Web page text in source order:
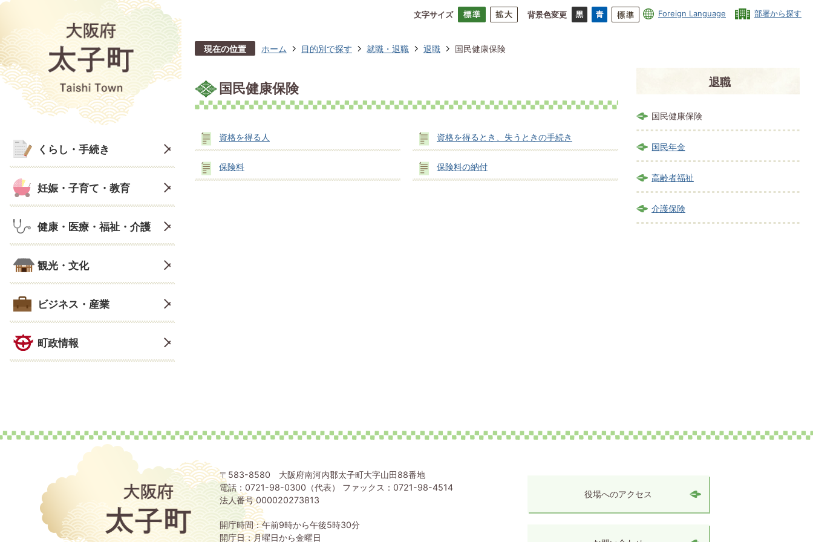
文字サイズ 背景色変更 Foreign Language 部署から探す
くらし・手続き
妊娠・子育て・教育
健康・医療・福祉・介護
観光・文化
ビジネス・産業
町政情報
現在の位置 ホーム 目的別で探す 就職・退職 退職 国民健康保険
国民健康保険
資格を得る人 資格を得るとき、失うときの手続き
保険料 保険料の納付
退職
国民健康保険
国民年金
高齢者福祉
介護保険
子
〒583-8580 大阪府南河内郡太子町大字山田88番地
電話：0721-98-0300（代表） ファックス：0721-98-4514
法人番号 000020273813
開庁時間：午前9時から午後5時30分
開庁日：月曜日から金曜日
役場へのアクセス